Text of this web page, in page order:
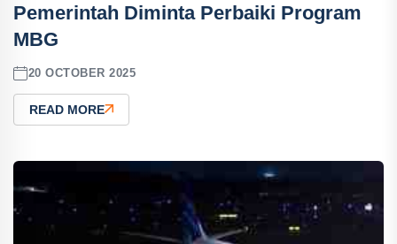
Pemerintah Diminta Perbaiki Program
MBG
20 OCTOBER 2025
READ MORE